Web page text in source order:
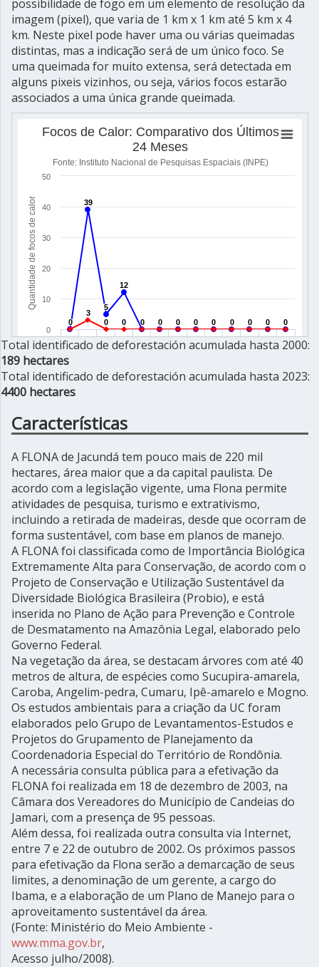
possibilidade de fogo em um elemento de resolução da
imagem (pixel), que varia de 1 km x 1 km até 5 km x 4
km. Neste pixel pode haver uma ou várias queimadas
distintas, mas a indicação será de um único foco. Se
uma queimada for muito extensa, será detectada em
alguns pixeis vizinhos, ou seja, vários focos estarão
associados a uma única grande queimada.
Total identificado de deforestación acumulada hasta 2000:
189 hectares
Total identificado de deforestación acumulada hasta 2023:
4400 hectares
Características
A FLONA de Jacundá tem pouco mais de 220 mil
hectares, área maior que a da capital paulista. De
acordo com a legislação vigente, uma Flona permite
atividades de pesquisa, turismo e extrativismo,
incluindo a retirada de madeiras, desde que ocorram de
forma sustentável, com base em planos de manejo.
A FLONA foi classificada como de Importância Biológica
Extremamente Alta para Conservação, de acordo com o
Projeto de Conservação e Utilização Sustentável da
Diversidade Biológica Brasileira (Probio), e está
inserida no Plano de Ação para Prevenção e Controle
de Desmatamento na Amazônia Legal, elaborado pelo
Governo Federal.
Na vegetação da área, se destacam árvores com até 40
metros de altura, de espécies como Sucupira-amarela,
Caroba, Angelim-pedra, Cumaru, Ipê-amarelo e Mogno.
Os estudos ambientais para a criação da UC foram
elaborados pelo Grupo de Levantamentos-Estudos e
Projetos do Grupamento de Planejamento da
Coordenadoria Especial do Território de Rondônia.
A necessária consulta pública para a efetivação da
FLONA foi realizada em 18 de dezembro de 2003, na
Câmara dos Vereadores do Município de Candeias do
Jamari, com a presença de 95 pessoas.
Além dessa, foi realizada outra consulta via Internet,
entre 7 e 22 de outubro de 2002. Os próximos passos
para efetivação da Flona serão a demarcação de seus
limites, a denominação de um gerente, a cargo do
Ibama, e a elaboração de um Plano de Manejo para o
aproveitamento sustentável da área.
(Fonte: Ministério do Meio Ambiente -
www.mma.gov.br,
Acesso julho/2008).